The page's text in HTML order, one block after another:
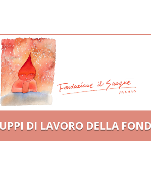
DI LAVORO DELLA